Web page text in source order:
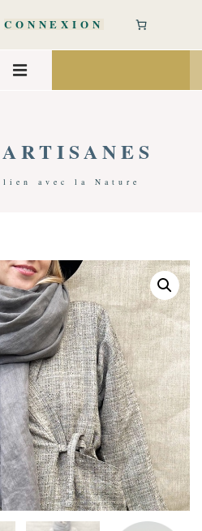
CONNEXION
avec la Nature